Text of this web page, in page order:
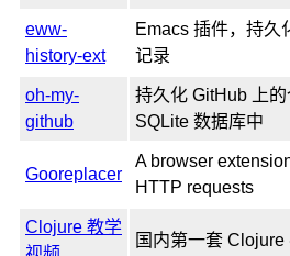
eww-
history-ext
Emacs 插件，持久
记录
oh-my-
github
持久化 GitHub 上
SQLite 数据库中
Gooreplacer
A browser
HTTP requests
Clojure 教学
国内第一套 Clojure